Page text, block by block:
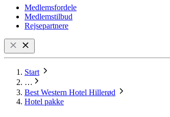
Medlemsfordele
Medlemstilbud
Rejsepartnere
Start
…
Best Western Hotel Hillerød
Hotel pakke